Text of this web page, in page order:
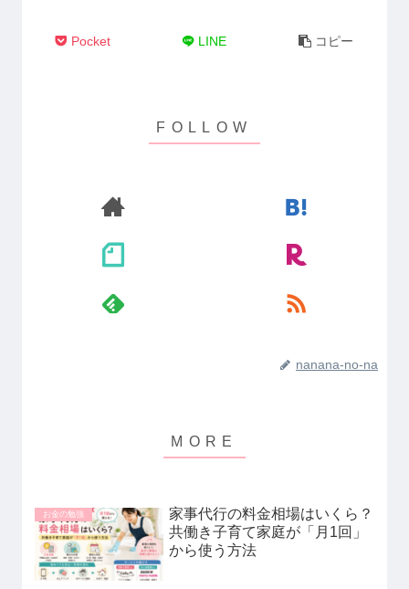
Pocket LINE コピー
nanana-no-na
お金の勉強
家事代行の料金相場はいくら？
共働き子育て家庭が「月1回」
から使う方法